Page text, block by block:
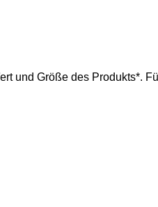
und Größe des Produkts*.